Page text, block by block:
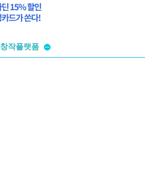
창작플랫폼